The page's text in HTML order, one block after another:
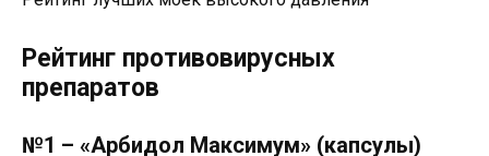
Рейтинг противовирусных
препаратов
№1 – «Арбидол Максимум» (капсулы)